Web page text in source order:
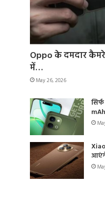
Oppo के दमदार
में…
May 26, 2026